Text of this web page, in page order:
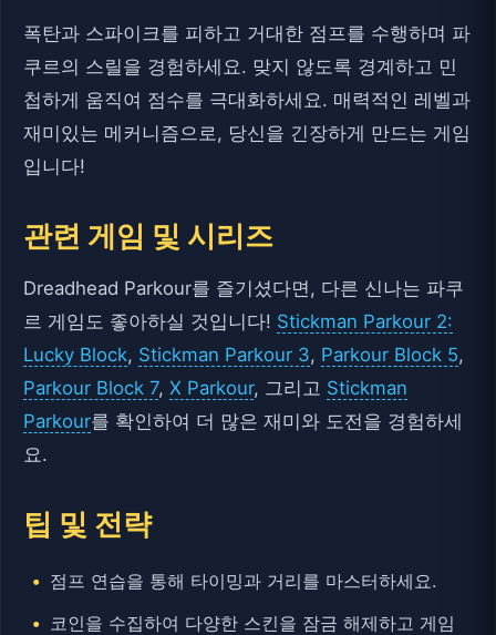
폭탄과 스파이크를 피하고 거대한 점프를 수행하며 파
쿠르의 스릴을 경험하세요. 맞지 않도록 경계하고 민
첩하게 움직여 점수를 극대화하세요. 매력적인 레벨과
재미있는 메커니즘으로, 당신을 긴장하게 만드는 게임
입니다!
관련 게임 및 시리즈
Dreadhead Parkour를 즐기셨다면, 다른 신나는 파쿠
르 게임도 좋아하실 것입니다! Stickman Parkour 2:
Lucky Block, Stickman Parkour 3, Parkour Block 5,
Parkour Block 7, X Parkour, 그리고 Stickman
Parkour를 확인하여 더 많은 재미와 도전을 경험하세
요.
팁 및 전략
점프 연습을 통해 타이밍과 거리를 마스터하세요.
코인을 수집하여 다양한 스킨을 잠금 해제하고 게임